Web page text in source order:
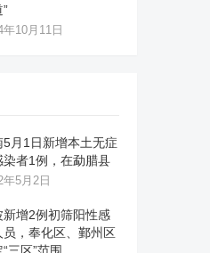
年10月11日
5月1日新增本土无症
染者1例，在勐腊县
年5月2日
新增2例初筛阳性感
员，奉化区、鄞州区